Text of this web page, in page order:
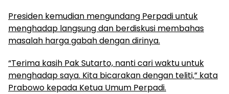
Presiden kemudian mengundang Perpadi untuk
menghadap langsung dan berdiskusi membahas
masalah harga gabah dengan dirinya.
“Terima kasih Pak Sutarto, nanti cari waktu untuk
menghadap saya. Kita bicarakan dengan teliti,” kata
Prabowo kepada Ketua Umum Perpadi.